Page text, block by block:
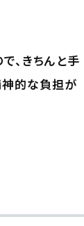
、きちんと手
神的な負担が